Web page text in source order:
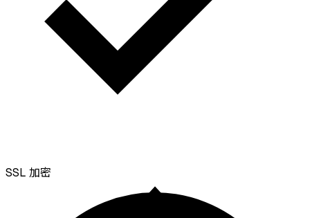
SSL 加密